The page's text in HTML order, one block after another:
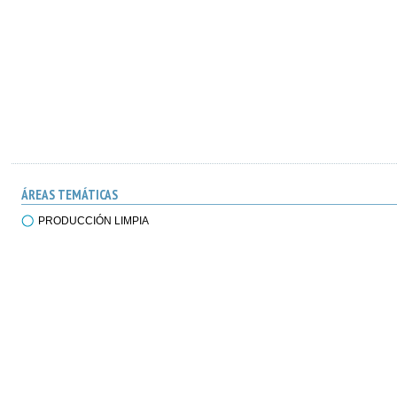
ÁREAS TEMÁTICAS
PRODUCCIÓN LIMPIA